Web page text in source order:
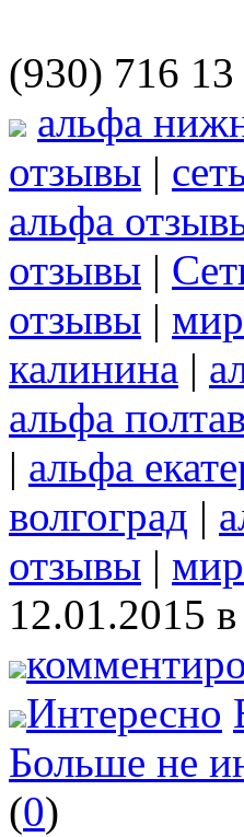
(930) 716 13
альфа
отзывы |
альфа
отзывы |
отзывы |
калинина |
альфа
| альфа
волгоград |
отзывы |
12.01.2015
Интересно
Больше не
(0)